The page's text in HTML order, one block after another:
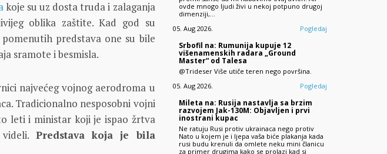
koje su uz dosta truda i zalaganja
oblika zaštite. Kad god su
predstava one su bile
sramote i besmisla.
najvećeg vojnog aerodroma u
Tradicionalno nesposobni vojni
leti i ministar koji je ispao žrtva
Predstava koja je bila
ovde mnogo ljudi živi u nekoj potpuno drugoj
dimenziji,…
05. Aug 2026.
Pogledaj
Srbofil na: Rumunija kupuje 12
višenamenskih radara „Ground
Master“ od Talesa
@Trideser Više utiče teren nego površina.
05. Aug 2026.
Pogledaj
Mileta na: Rusija nastavlja sa brzim
razvojem Jak-130M: Objavljen i prvi
inostrani kupac
Ne ratuju Rusi protiv ukrainaca nego protiv
Nato u kojem je i ljepa vaša biće plakanja kada
rusi budu krenuli da omlete neku mini članicu
za primer drugima kako se prolazi kad si